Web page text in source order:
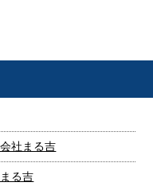
社まる吉
る吉